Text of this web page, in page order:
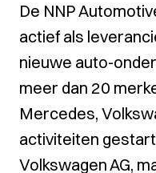
De NNP
actief als
nieuwe auto-
meer dan 20
Mercedes,
activiteiten
Volkswagen AG,